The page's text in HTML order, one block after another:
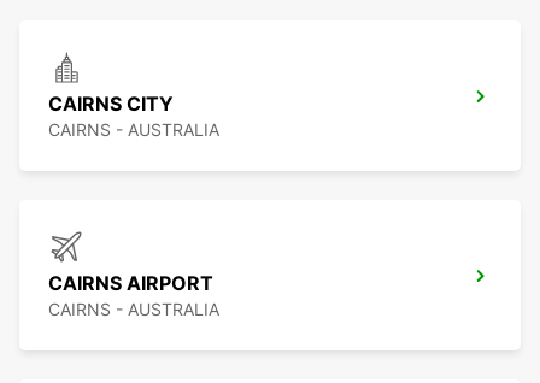
CAIRNS CITY
CAIRNS - AUSTRALIA
CAIRNS AIRPORT
CAIRNS - AUSTRALIA